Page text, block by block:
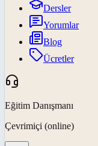
Dersler
Yorumlar
Blog
Ücretler
Eğitim Danışmanı
Çevrimiçi (online)